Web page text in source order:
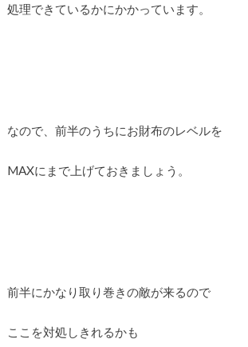
処理できているかにかかっています。
なので、前半のうちにお財布のレベルを
MAXにまで上げておきましょう。
前半にかなり取り巻きの敵が来るので
ここを対処しきれるかも